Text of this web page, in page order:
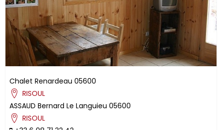
Chalet Renardeau 05600
RISOUL
ASSAUD Bernard Le Languieu 05600
RISOUL